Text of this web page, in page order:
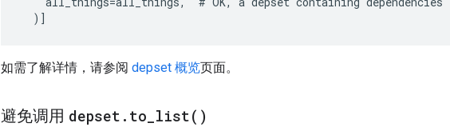
  )
]
如需了解详情，请参阅 depset 概览页面。
避免调用 depset . to_list( )